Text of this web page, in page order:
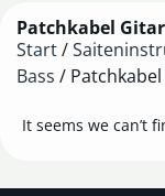
Patchkabel
Start/
Bass /
It seems we can’t